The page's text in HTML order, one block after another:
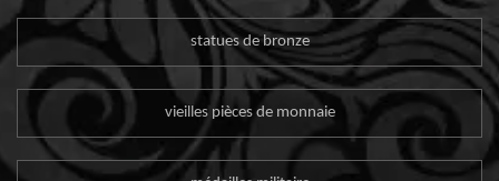
statues de bronze
vieilles pièces de monnaie